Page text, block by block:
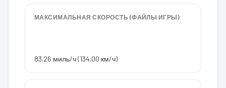
МАКСИМАЛЬНАЯ СКОРОСТЬ (ФАЙЛЫ ИГРЫ)
83.26 миль/ч (134.00 км/ч)